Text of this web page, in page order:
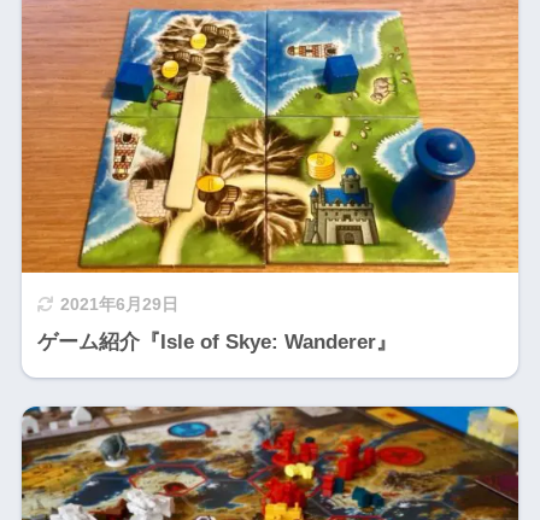
2021年6月29日
ゲーム紹介『Isle of Skye: Wanderer』